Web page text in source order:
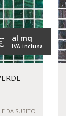
IVA inclusa
al mq
DA SUBITO